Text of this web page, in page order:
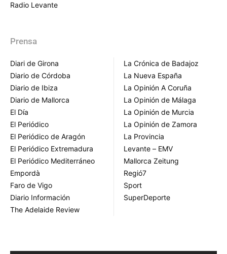
Radio Levante
Prensa
Diari de Girona
Diario de Córdoba
Diario de Ibiza
Diario de Mallorca
El Día
El Periódico
El Periódico de Aragón
El Periódico Extremadura
El Periódico Mediterráneo
Empordà
Faro de Vigo
Diario Información
The Adelaide Review
La Crónica de Badajoz
La Nueva España
La Opinión A Coruña
La Opinión de Málaga
La Opinión de Murcia
La Opinión de Zamora
La Provincia
Levante – EMV
Mallorca Zeitung
Regió7
Sport
SuperDeporte